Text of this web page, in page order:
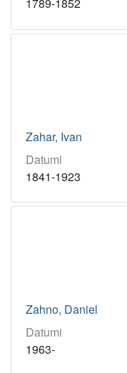
Zahar, Ivan
Datumi
Zahno, Daniel
Datumi
1963-